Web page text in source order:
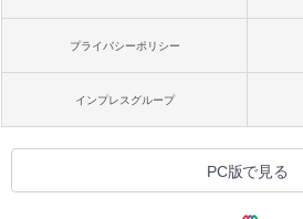
プライバシーポリシー
インプレスグループ
PC版で見る